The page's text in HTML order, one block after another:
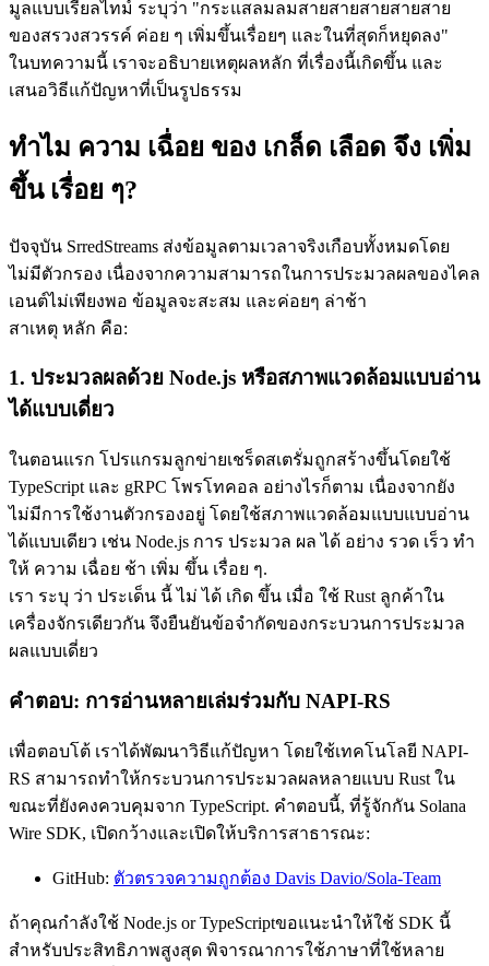
มูลแบบเรียลไทม์ ระบุว่า "กระแสลมลมสายสายสายสายสาย
ของสรวงสวรรค์ ค่อย ๆ เพิ่มขึ้นเรื่อยๆ และในที่สุดก็หยุดลง"
ในบทความนี้ เราจะอธิบายเหตุผลหลัก ที่เรื่องนี้เกิดขึ้น และ
เสนอวิธีแก้ปัญหาที่เป็นรูปธรรม
ทําไม ความ เฉื่อย ของ เกล็ด เลือด จึง เพิ่ม
ขึ้น เรื่อย ๆ?
ปัจจุบัน SrredStreams ส่งข้อมูลตามเวลาจริงเกือบทั้งหมดโดย
ไม่มีตัวกรอง เนื่องจากความสามารถในการประมวลผลของไคล
เอนต์ไม่เพียงพอ ข้อมูลจะสะสม และค่อยๆ ล่าช้า
สาเหตุ หลัก คือ:
1. ประมวลผลด้วย Node.js หรือสภาพแวดล้อมแบบอ่าน
ได้แบบเดี่ยว
ในตอนแรก โปรแกรมลูกข่ายเชร็ดสเตรั่มถูกสร้างขึ้นโดยใช้
TypeScript และ gRPC โพรโทคอล อย่างไรก็ตาม เนื่องจากยัง
ไม่มีการใช้งานตัวกรองอยู่ โดยใช้สภาพแวดล้อมแบบแบบอ่าน
ได้แบบเดียว เช่น Node.js การ ประมวล ผล ได้ อย่าง รวด เร็ว ทํา
ให้ ความ เฉื่อย ช้า เพิ่ม ขึ้น เรื่อย ๆ.
เรา ระบุ ว่า ประเด็น นี้ ไม่ ได้ เกิด ขึ้น เมื่อ ใช้ Rust ลูกค้าใน
เครื่องจักรเดียวกัน จึงยืนยันข้อจํากัดของกระบวนการประมวล
ผลแบบเดี่ยว
คําตอบ: การอ่านหลายเล่มร่วมกับ NAPI-RS
เพื่อตอบโต้ เราได้พัฒนาวิธีแก้ปัญหา โดยใช้เทคโนโลยี NAPI-
RS สามารถทําให้กระบวนการประมวลผลหลายแบบ Rust ใน
ขณะที่ยังคงควบคุมจาก TypeScript. คําตอบนี้, ที่รู้จักกัน Solana
Wire SDK, เปิดกว้างและเปิดให้บริการสาธารณะ:
GitHub: ตัวตรวจความถูกต้อง Davis Davio/Sola-Team
ถ้าคุณกําลังใช้ Node.js or TypeScriptขอแนะนําให้ใช้ SDK นี้
สําหรับประสิทธิภาพสูงสุด พิจารณาการใช้ภาษาที่ใช้หลาย